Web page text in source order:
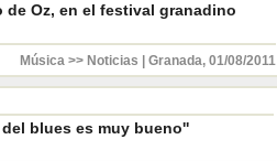
Oz, en el festival granadino
Música >> Noticias Granada, 01/08/2011
blues es muy bueno''